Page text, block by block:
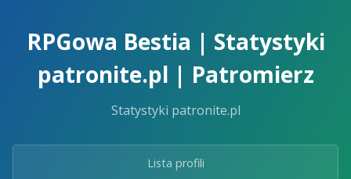
RPGowa Bestia | Statystyki
patronite.pl | Patromierz
Statystyki patronite.pl
Lista profili